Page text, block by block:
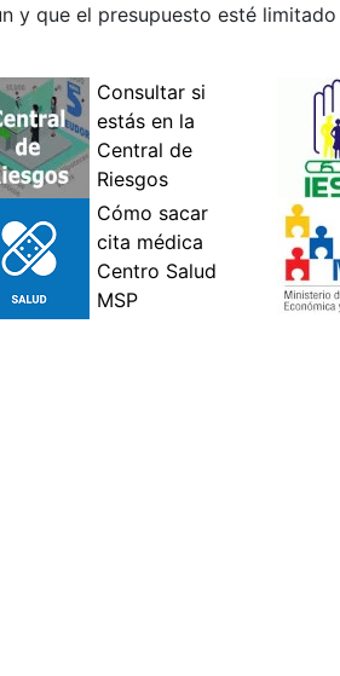
y que el presupuesto esté